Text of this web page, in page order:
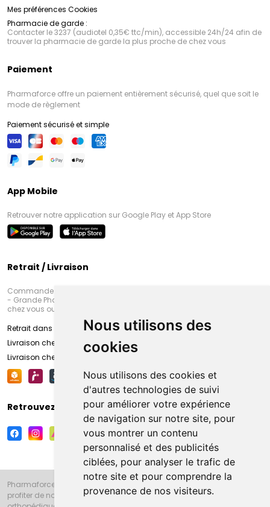
Nous utilisons des
cookies
Nous utilisons des cookies et
d'autres technologies de suivi
pour améliorer votre expérience
de navigation sur notre site, pour
vous montrer un contenu
personnalisé et des publicités
ciblées, pour analyser le trafic de
notre site et pour comprendre la
provenance de nos visiteurs.
Mes préférences Cookies
Pharmacie de garde :
Contacter le 3237 (audiotel 0,35€ ttc/min), accessible 24h/24 afin de
trouver la pharmacie de garde la plus proche de chez vous
Paiement
Pharmaforce offre un paiement entièrement sécurisé, quel que soit le
mode de règlement
Paiement sécurisé et simple
App Mobile
Retrouver notre application sur Google Play et App Store
Retrait / Livraison
Commandez en ligne et venez chercher votre commande à Amiens
- Grande Pharmacie d’Amiens (Fachon) ou recevez-là rapidement
chez vous ou en point retrait
Retrait dans la pharmacie d’Amiens
Livraison chez vous
Livraison chez votre commerçant
Retrouvez-nous sur vos réseaux sociaux
Pharmaforce.fr et la Grande Pharmacie d’Amiens vous souhaitent de
profiter de notre accueil, de nos conseils pharmaceutiques,